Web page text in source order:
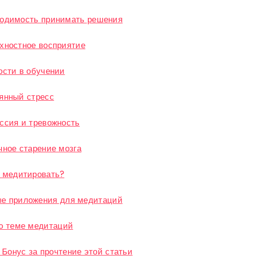
принимать решения
восприятие
в обучении
стресс
и тревожность
старение мозга
медитировать?
приложения для медитаций
теме медитаций
за прочтение этой статьи